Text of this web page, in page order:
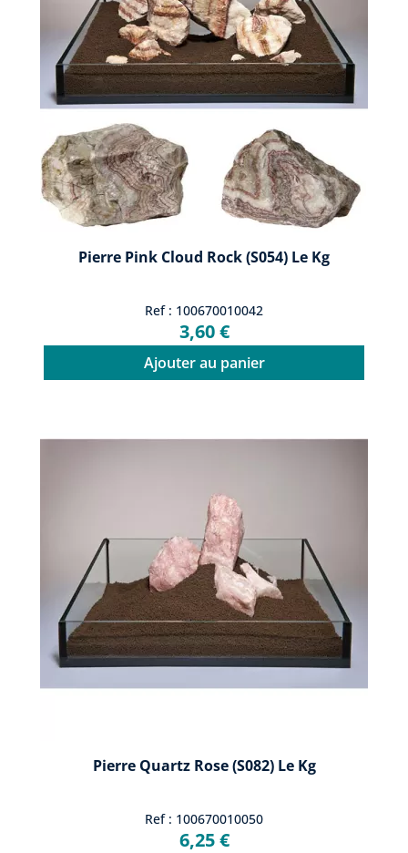
Pierre Pink Cloud Rock (S054) Le Kg
Ref : 100670010042
3,60 €
Ajouter au panier
Pierre Quartz Rose (S082) Le Kg
Ref : 100670010050
6,25 €